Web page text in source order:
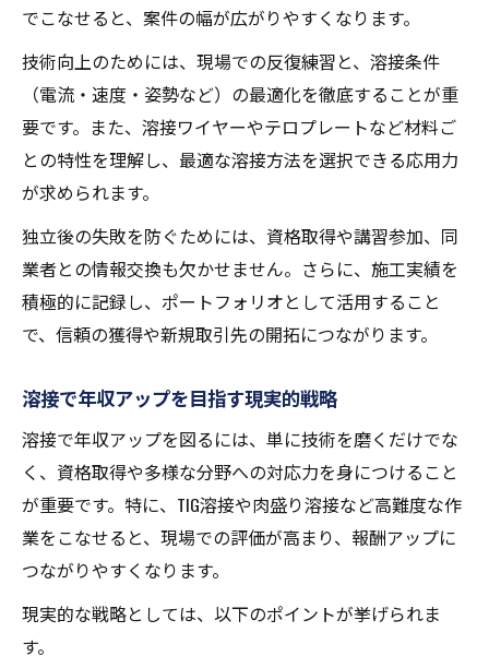
現場で役立つ硬化肉盛溶接の応用力
一人親方が極める半自動溶接の実践力
半自動溶接で現場力を高める秘訣
一人親方に必要な溶接技術とは
肉盛り溶接半自動の強みと活用法
溶接技術で独立の実現を目指す方法
半自動溶接のコツと高収入への道筋
でこなせると、案件の幅が広がりやすくなります。
技術向上のためには、現場での反復練習と、溶接条件
（電流・速度・姿勢など）の最適化を徹底することが重
要です。また、溶接ワイヤーやテロプレートなど材料ご
との特性を理解し、最適な溶接方法を選択できる応用力
が求められます。
独立後の失敗を防ぐためには、資格取得や講習参加、同
業者との情報交換も欠かせません。さらに、施工実績を
積極的に記録し、ポートフォリオとして活用すること
で、信頼の獲得や新規取引先の開拓につながります。
溶接で年収アップを目指す現実的戦略
溶接で年収アップを図るには、単に技術を磨くだけでな
く、資格取得や多様な分野への対応力を身につけること
が重要です。特に、TIG溶接や肉盛り溶接など高難度な作
業をこなせると、現場での評価が高まり、報酬アップに
つながりやすくなります。
現実的な戦略としては、以下のポイントが挙げられま
す。